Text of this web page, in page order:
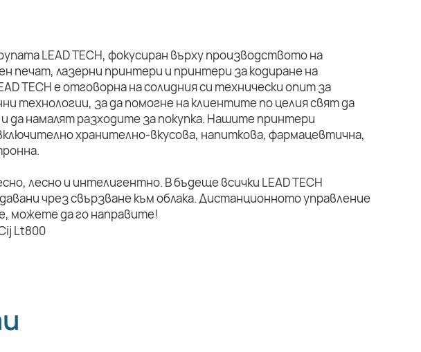
LEAD TECH, фокусиран върху производството на
печат, лазерни принтери и принтери за кодиране на
TECH е отговорна на солидния си технически опит за
технологии, за да помогне на клиентите по целия свят да
намалят разходите за покупка. Нашите принтери
хранително-вкусова, напиткова, фармацевтична,
лесно и интелигентно. В бъдеще всички LEAD TECH
чрез свързване към облака. Дистанционното управление
можете да го направите!